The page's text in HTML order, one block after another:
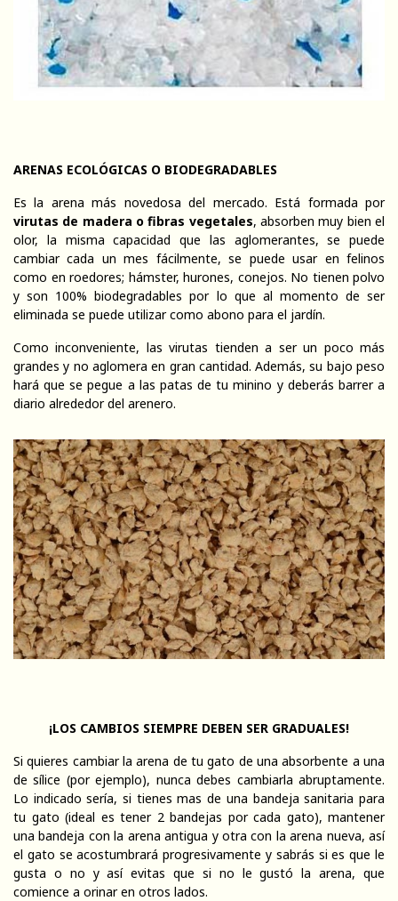
ARENAS ECOLÓGICAS O BIODEGRADABLES
Es la arena más novedosa del mercado. Está formada por
virutas de madera o fibras vegetales, absorben muy bien el
olor, la misma capacidad que las aglomerantes, se puede
cambiar cada un mes fácilmente, se puede usar en felinos
como en roedores; hámster, hurones, conejos. No tienen polvo
y son 100% biodegradables por lo que al momento de ser
eliminada se puede utilizar como abono para el jardín.
Como inconveniente, las virutas tienden a ser un poco más
grandes y no aglomera en gran cantidad. Además, su bajo peso
hará que se pegue a las patas de tu minino y deberás barrer a
diario alrededor del arenero.
¡LOS CAMBIOS SIEMPRE DEBEN SER GRADUALES!
Si quieres cambiar la arena de tu gato de una absorbente a una
de sílice (por ejemplo), nunca debes cambiarla abruptamente.
Lo indicado sería, si tienes mas de una bandeja sanitaria para
tu gato (ideal es tener 2 bandejas por cada gato), mantener
una bandeja con la arena antigua y otra con la arena nueva, así
el gato se acostumbrará progresivamente y sabrás si es que le
gusta o no y así evitas que si no le gustó la arena, que
comience a orinar en otros lados.